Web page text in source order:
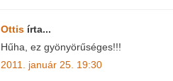
Ottis írta...
Hűha, ez gyönyörűséges!!!
2011. január 25. 19:30